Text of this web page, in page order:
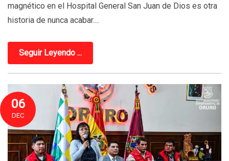
magnético en el Hospital General San Juan de Dios es otra
historia de nunca acabar....
Seguir Leyendo ...
06
DEC